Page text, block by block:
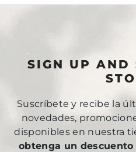
SIGN UP AND
Suscríbete y recibe la
novedades,
disponibles en nuestra
obtenga un